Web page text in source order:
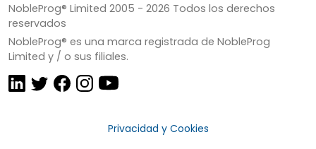
NobleProg® Limited 2005 - 2026 Todos los derechos
reservados
NobleProg® es una marca registrada de NobleProg
Limited y / o sus filiales.
Privacidad y Cookies